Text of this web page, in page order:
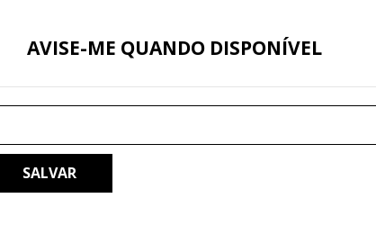
AVISE-ME QUANDO DISPONÍVEL
SALVAR